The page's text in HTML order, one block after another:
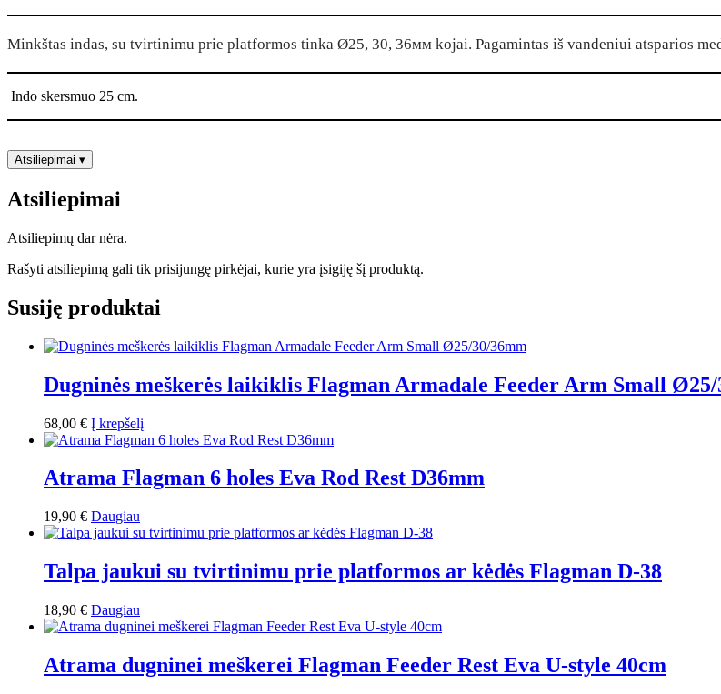
Minkštas indas, su tvirtinimu prie platformos tinka Ø25, 30, 36мм kojai. Pagamintas iš vandeniui atsparios
Indo skersmuo 25 cm.
Atsiliepimai ▾
Atsiliepimai
Atsiliepimų dar nėra.
Rašyti atsiliepimą gali tik prisijungę pirkėjai, kurie yra įsigiję šį produktą.
Susiję produktai
Dugninės meškerės laikiklis Flagman Armadale Feeder Arm Small Ø25/
68,00 € Į krepšelį
Atrama Flagman 6 holes Eva Rod Rest D36mm
19,90 € Daugiau
Talpa jaukui su tvirtinimu prie platformos ar kėdės Flagman D-38
18,90 € Daugiau
Atrama dugninei meškerei Flagman Feeder Rest Eva U-style 40сm